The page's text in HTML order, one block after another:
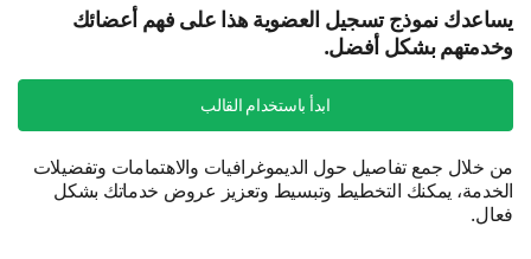
يساعدك نموذج تسجيل العضوية هذا على فهم أعضائك
وخدمتهم بشكل أفضل.
ابدأ باستخدام القالب
من خلال جمع تفاصيل حول الديموغرافيات والاهتمامات وتفضيلات
الخدمة، يمكنك التخطيط وتبسيط وتعزيز عروض خدماتك بشكل
فعال.